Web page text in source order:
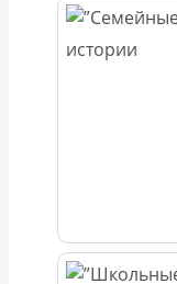
истории